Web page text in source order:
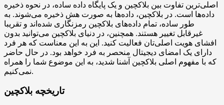
اصلی‌ترین تفاوت بین بلاکچین و یک پایگاه داده ساده، در نحوه ذخیره
داده‌ها است. در بلاکچین، داده‌ها به صورت هش ذخیره می‌شوند. به
طور ساده، تمام داده‌های بلاکچین رمزنگاری شده‌اند و تقریبا
غیرقابل تغییر هستند. همچنین، در دنیای بلاکچین می‌توانید بدون
افشای هویت اصلی‌تان فعالیت کنید. این به این معناست که هر فرد
دارای یک امضای دیجیتال منحصر به فرد خواهد بود. در حال حاضر
که با مفهوم اصلی بلاکچین آشنا شدید، به این موضوع شما را همراه
نمی‌کنیم.
تاریخچه بلاکچین